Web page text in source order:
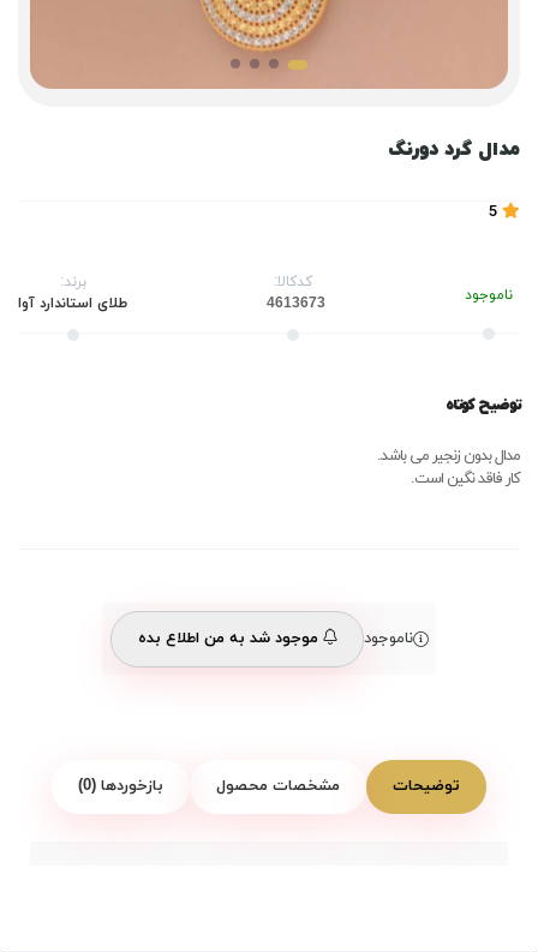
مدال گرد دورنگ
ناموجود
کدکالا:
برند:
طلای استاندارد آوا
توضیح کوتاه
مدال بدون زنجیر می باشد.
کار فاقد نگین است.
ناموجود موجود شد به من اطلاع بده
توضیحات مشخصات محصول بازخوردها (0)